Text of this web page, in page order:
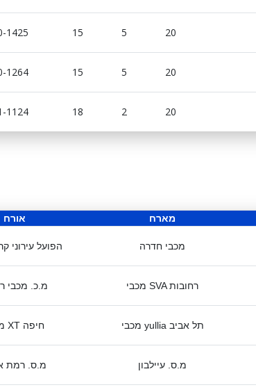
1425 15 5 20
1264 15 5 20
1124 18 2 20
אורח מארח
הפועל עירוני מכבי חדרה
מ.כ. מכבי מכבי SVA רחובות
מכבי XT חיפה מכבי yullia תל אביב
מ.ס. רמת מ.ס. עיילבון